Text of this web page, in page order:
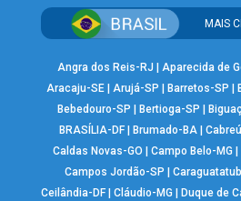
MAIS
Angra dos Reis-RJ Aparecida de
Aracaju-SE |Arujá-SP Barretos-SP
Bebedouro-SP
Bertioga-SP
BRASÍLIA-DF| Brumado-BA|
Caldas Novas-GO
|Campo Belo-MG |
Campos Jordão-SP
Ceilândia-DF| Cláudio-MG Duque de